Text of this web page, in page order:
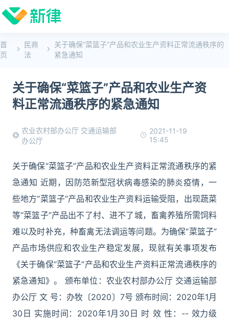
首
页
民商
法
关于确保“菜篮子”产品和农业生产资料正常流通秩序的
紧急通知
关于确保“菜篮子”产品和农业生产资
料正常流通秩序的紧急通知
农业农村部办公厅 交通运输部
办公厅
2021-11-19
15:45
关于确保“菜篮子”产品和农业生产资料正常流通秩序的紧
急通知 近期，因防范新型冠状病毒感染的肺炎疫情，一
些地方“菜篮子”产品和农业生产资料运输受阻，出现蔬菜
等“菜篮子”产品出不了村、进不了城，畜禽养殖所需饲料
难以及时补充，种畜禽无法调运等问题。为确保“菜篮子”
产品市场供应和农业生产稳定发展，现就有关事项发布
《关于确保“菜篮子”产品和农业生产资料正常流通秩序的
紧急通知》。 颁布单位：农业农村部办公厅 交通运输部
办公厅 文 号：办牧〔2020〕7号 颁布时间：2020年1月
30日 实施时间：2020年1月30日 时 效 性：-- 效力级